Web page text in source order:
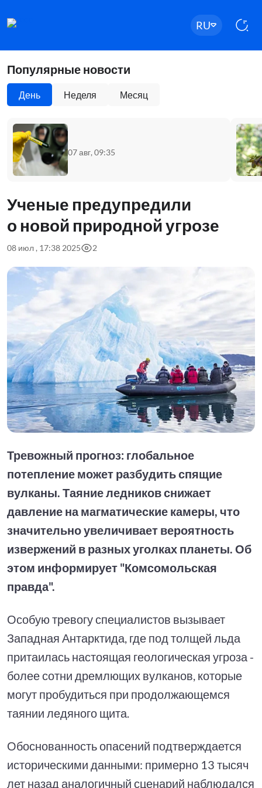
RU
Популярные новости
День Неделя Месяц
07 авг, 09:35
Ученые предупредили
о новой природной угрозе
08 июл , 17:38 2025 2
Тревожный прогноз: глобальное
потепление может разбудить спящие
вулканы. Таяние ледников снижает
давление на магматические камеры, что
значительно увеличивает вероятность
извержений в разных уголках планеты. Об
этом информирует "Комсомольская
правда".
Особую тревогу специалистов вызывает
Западная Антарктида, где под толщей льда
притаилась настоящая геологическая угроза -
более сотни дремлющих вулканов, которые
могут пробудиться при продолжающемся
таянии ледяного щита.
Обоснованность опасений подтверждается
историческими данными: примерно 13 тысяч
лет назад аналогичный сценарий наблюдался